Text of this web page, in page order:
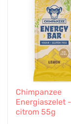
Chimpanzee
Energiaszelet -
citrom 55g